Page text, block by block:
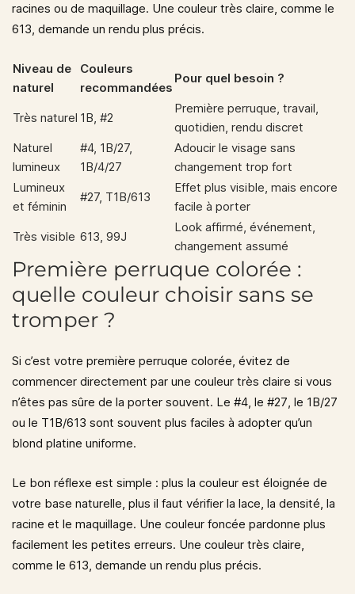
racines ou de maquillage. Une couleur très claire, comme le
613, demande un rendu plus précis.
Niveau de
naturel
Couleurs
recommandées
Pour quel besoin ?
Très naturel 1B, #2
Première perruque, travail,
quotidien, rendu discret
Naturel
lumineux
#4, 1B/27,
1B/4/27
Adoucir le visage sans
changement trop fort
Lumineux
et féminin
#27, T1B/613
Effet plus visible, mais encore
facile à porter
Très visible 613, 99J
Look affirmé, événement,
changement assumé
Première perruque colorée :
quelle couleur choisir sans se
tromper ?
Si c’est votre première perruque colorée, évitez de
commencer directement par une couleur très claire si vous
n’êtes pas sûre de la porter souvent. Le #4, le #27, le 1B/27
ou le T1B/613 sont souvent plus faciles à adopter qu’un
blond platine uniforme.
Le bon réflexe est simple : plus la couleur est éloignée de
votre base naturelle, plus il faut vérifier la lace, la densité, la
racine et le maquillage. Une couleur foncée pardonne plus
facilement les petites erreurs. Une couleur très claire,
comme le 613, demande un rendu plus précis.